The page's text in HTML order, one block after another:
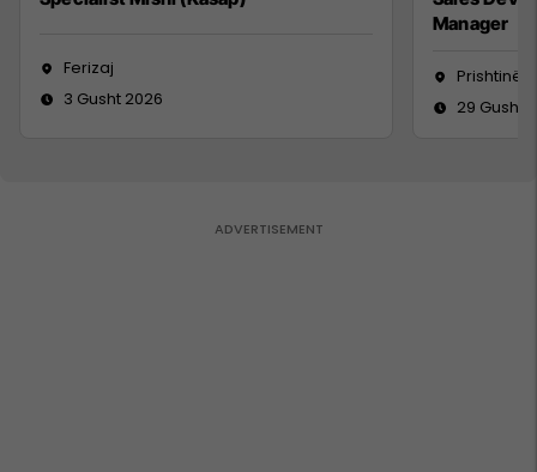
Ferizaj
3 Gusht 2026
Manager
Prishtinë
29 Gusht